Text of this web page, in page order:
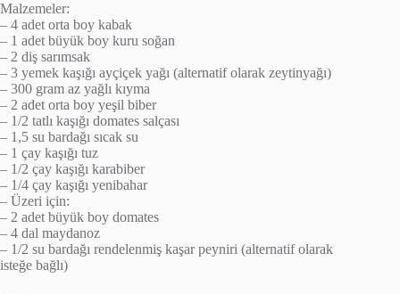
Malzemeler:
– 4 adet orta boy kabak
– 1 adet büyük boy kuru soğan
– 2 diş sarımsak
– 3 yemek kaşığı ayçiçek yağı (alternatif olarak zeytinyağı)
– 300 gram az yağlı kıyma
– 2 adet orta boy yeşil biber
– 1/2 tatlı kaşığı domates salçası
– 1,5 su bardağı sıcak su
– 1 çay kaşığı tuz
– 1/2 çay kaşığı karabiber
– 1/4 çay kaşığı yenibahar
– Üzeri için:
– 2 adet büyük boy domates
– 4 dal maydanoz
– 1/2 su bardağı rendelenmiş kaşar peyniri (alternatif olarak
isteğe bağlı)